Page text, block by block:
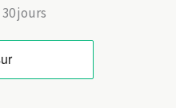
jours